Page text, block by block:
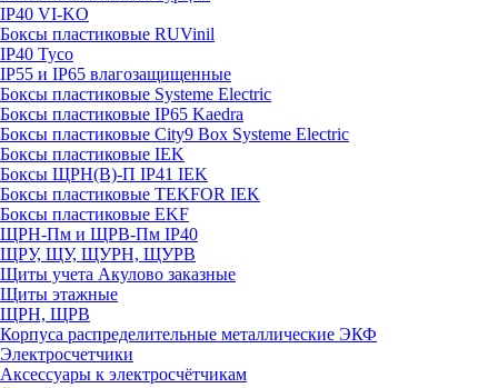
IP40 VI-KO
Боксы пластиковые RUVinil
IP40 Тусо
IP55 и IP65 влагозащищенные
Боксы пластиковые Systeme Electric
Боксы пластиковые IP65 Kaedra
Боксы пластиковые City9 Box Systeme Electric
Боксы пластиковые IEK
Боксы ЩРН(В)-П IP41 IEK
Боксы пластиковые TEKFOR IEK
Боксы пластиковые EKF
ЩРН-Пм и ЩРВ-Пм IP40
ЩРУ, ЩУ, ЩУРН, ЩУРВ
Щиты учета Акулово заказные
Щиты этажные
ЩРН, ЩРВ
Корпуса распределительные металлические ЭКФ
Электросчетчики
Аксессуары к электросчётчикам